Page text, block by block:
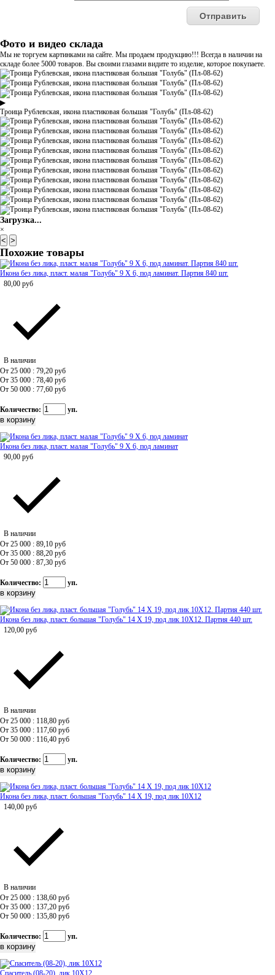
Фото и видео склада
Мы не торгуем картинками на сайте. Мы продаем продукцию!!! Всегда в наличии на
складе более 5000 товаров. Вы своими глазами видите то изделие, которое покупаете.
▶
Троица Рублевская, икона пластиковая большая "Голубь" (Пл-08-62)
Загрузка...
×
< >
Похожие товары
Икона без лика, пласт. малая "Голубь" 9 Х 6, под ламинат. Партия 840 шт.
80,00 руб
В наличии
От 25 000 : 79,20 руб
От 35 000 : 78,40 руб
От 50 000 : 77,60 руб
Количество: уп.
Икона без лика, пласт. малая "Голубь" 9 Х 6, под ламинат
90,00 руб
В наличии
От 25 000 : 89,10 руб
От 35 000 : 88,20 руб
От 50 000 : 87,30 руб
Количество: уп.
Икона без лика, пласт. большая "Голубь" 14 Х 19, под лик 10Х12. Партия 440 шт.
120,00 руб
В наличии
От 25 000 : 118,80 руб
От 35 000 : 117,60 руб
От 50 000 : 116,40 руб
Количество: уп.
Икона без лика, пласт. большая "Голубь" 14 Х 19, под лик 10Х12
140,00 руб
В наличии
От 25 000 : 138,60 руб
От 35 000 : 137,20 руб
От 50 000 : 135,80 руб
Количество: уп.
Спаситель (08-20), лик 10Х12